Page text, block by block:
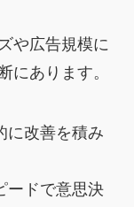
や広告規模に
にあります。
に改善を積み
ードで意思決